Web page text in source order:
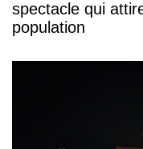
spectacle qui
population